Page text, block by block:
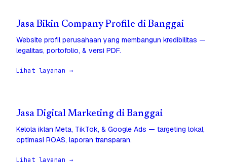
Jasa Bikin Company Profile di Banggai
Website profil perusahaan yang membangun kredibilitas —
legalitas, portofolio, & versi PDF.
Lihat layanan →
Jasa Digital Marketing di Banggai
Kelola iklan Meta, TikTok, & Google Ads — targeting lokal,
optimasi ROAS, laporan transparan.
Lihat layanan →